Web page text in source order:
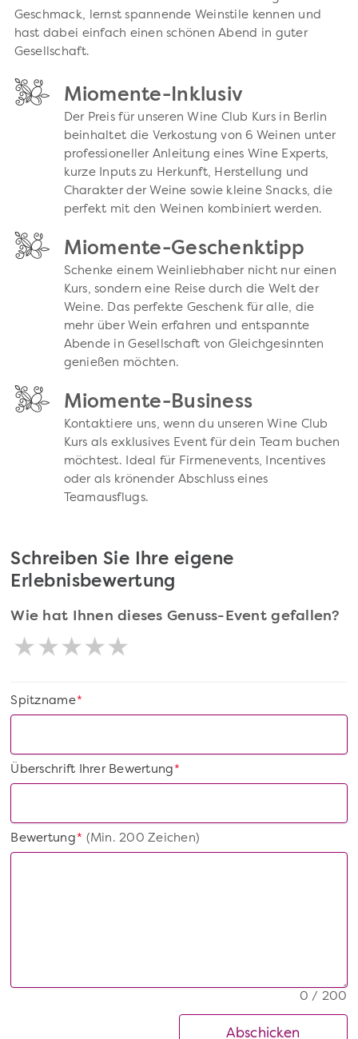
Geschmack, lernst spannende Weinstile kennen und
hast dabei einfach einen schönen Abend in guter
Gesellschaft.
Miomente-Inklusiv
Der Preis für unseren Wine Club Kurs in Berlin
beinhaltet die Verkostung von 6 Weinen unter
professioneller Anleitung eines Wine Experts,
kurze Inputs zu Herkunft, Herstellung und
Charakter der Weine sowie kleine Snacks, die
perfekt mit den Weinen kombiniert werden.
Miomente-Geschenktipp
Schenke einem Weinliebhaber nicht nur einen
Kurs, sondern eine Reise durch die Welt der
Weine. Das perfekte Geschenk für alle, die
mehr über Wein erfahren und entspannte
Abende in Gesellschaft von Gleichgesinnten
genießen möchten.
Miomente-Business
Kontaktiere uns, wenn du unseren Wine Club
Kurs als exklusives Event für dein Team buchen
möchtest. Ideal für Firmenevents, Incentives
oder als krönender Abschluss eines
Teamausflugs.
Schreiben Sie Ihre eigene
Erlebnisbewertung
Wie hat Ihnen dieses Genuss-Event gefallen?
*
Spitzname
*
Überschrift Ihrer Bewertung
*
Bewertung(Min. 200 Zeichen)
0 / 200
Abschicken